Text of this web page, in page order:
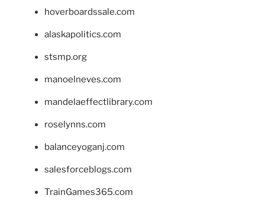
hoverboardssale.com
alaskapolitics.com
stsmp.org
manoelneves.com
mandelaeffectlibrary.com
roselynns.com
balanceyoganj.com
salesforceblogs.com
TrainGames365.com